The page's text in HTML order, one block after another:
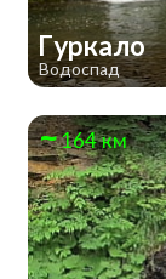
Гуркало
Водоспад
164 км